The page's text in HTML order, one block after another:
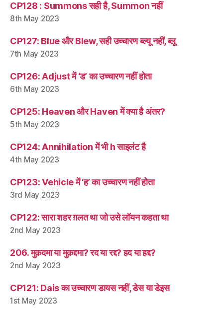
CP128 : Summons सही है, Summon नहीं
8th May 2023
CP127: Blue और Blew, सही उच्चारण ब्ल्यू नहीं, ब्लू
7th May 2023
CP126: Adjust में ‘ड’ का उच्चारण नहीं होता
6th May 2023
CP125: Heaven और Haven में क्या है अंतर?
5th May 2023
CP124: Annihilation में भी h साइलंट है
4th May 2023
CP123: Vehicle में ‘ह’ का उच्चारण नहीं होता
3rd May 2023
CP122: सारा शहर ग़लत था जो उसे लॉयन कहता था
2nd May 2023
206. मुक़दमा या मुक़द्दमा? रद या रद्द? हद या हद्द?
2nd May 2023
CP121: Dais का उच्चारण डायस नहीं, डेस या डेइस
1st May 2023